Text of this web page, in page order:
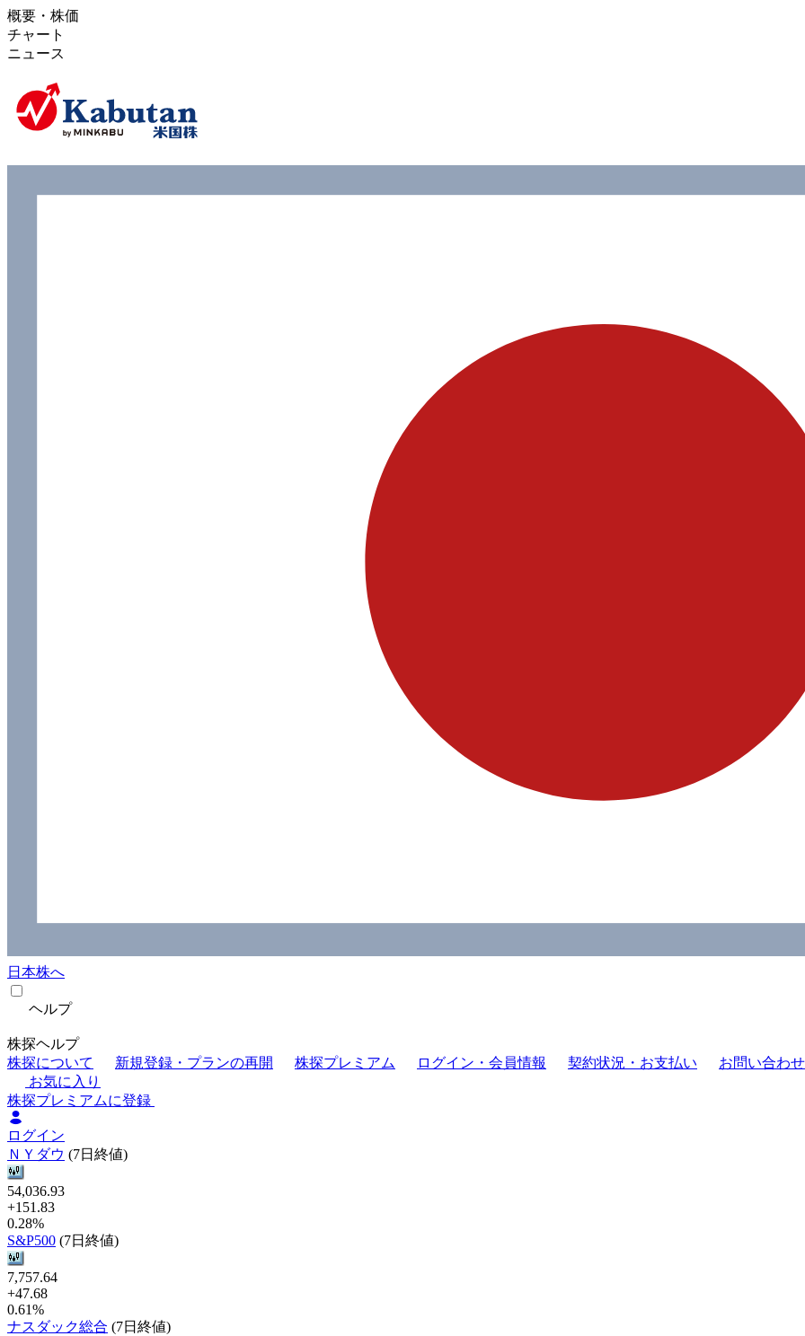
概要・株価
チャート
ニュース
日本株へ
ヘルプ
株探ヘルプ
株探について
新規登録・プランの再開 株探プレミアム ログイン・会員情報 契約状況・お支払い お問い合わせ
お気に入り
株探プレミアムに登録
ログイン
ＮＹダウ (7日終値)
54,036.93
+151.83
0.28%
S&P500 (7日終値)
7,757.64
+47.68
0.61%
ナスダック総合 (7日終値)